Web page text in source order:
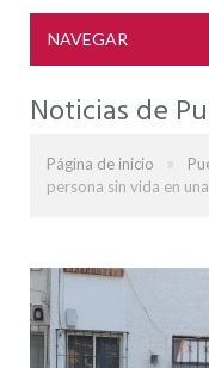
NAVEGAR
Noticias de
Página de inicio »
persona sin vida en